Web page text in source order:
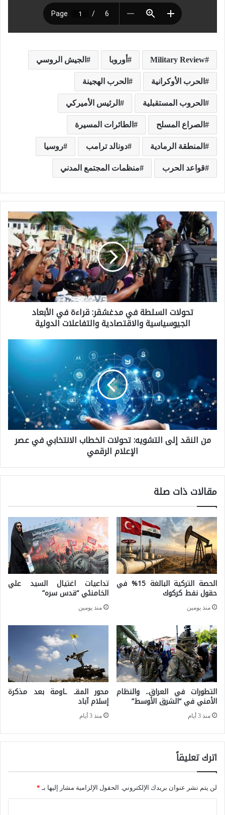
Military Review أوروبا الجيش الروسي
الحرب الأوكرانية الحرب الهجينة
الحروب المستقبلية الرئيس الأميركي
الصراع المسلح الطائرات المسيرة
المنطقة الرمادية دونالد ترامب روسيا
قواعد الحرب منظمات المجتمع المدني
ح
و
ل
ا
ت
س
ف
م
ش
ق
ر
:
ق
ر
ا
ء
ة
ف
ي
ا
ب
ع
ا
د
ل
تحولات السلطة في مدغشقر: قراءة في الأبعاد
الجيوسياسية والاقتصادية والتفاعلات الدولية
ل
ن
ل
ت
ش
و
ي
ه
:
ح
و
ت
ط
ا
ب
ا
من النقد إلى التشويه: تحولات الخطاب الانتخابي في عصر
الإعلام الرقمي
مقالات ذات صلة
الحصة التركية البالغة 15% في
حقول نفط كركوك
منذ يومين
تداعيات اغتيال السيد علي
الخامنئي “قدس سره”
منذ يومين
التطورات في العراق.. والنظام
الأمني في “الشرق الأوسط”
منذ 3 أيام
محور المقـ ـاومة بعد مذكرة
إسلام آباد
منذ 3 أيام
اترك تعليقاً
لن يتم نشر عنوان بريدك الإلكتروني. الحقول الإلزامية مشار إليها بـ *